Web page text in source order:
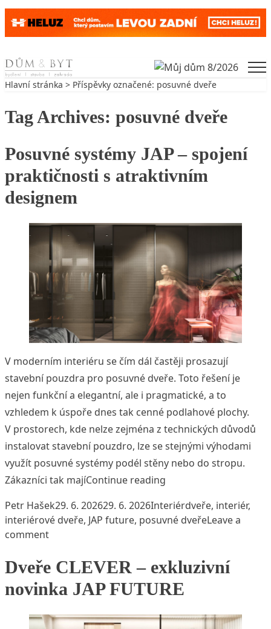
Skip to content
Hlavní stránka > Příspěvky označené: posuvné dveře
Tag Archives: posuvné dveře
Posuvné systémy JAP – spojení
praktičnosti s atraktivním
designem
V moderním interiéru se čím dál častěji prosazují
stavební pouzdra pro posuvné dveře. Toto řešení je
nejen funkční a elegantní, ale i pragmatické, a to
vzhledem k úspoře dnes tak cenné podlahové plochy.
V prostorech, kde nelze zejména z technických důvodů
instalovat stavební pouzdro, lze se stejnými výhodami
využít posuvné systémy podél stěny nebo do stropu.
Zákazníci tak majíContinue reading
Posted by
Petr Hašek29. 6. 202629. 6. 2026Posted in
InteriérTags:
dveře, interiér,
interiérové dveře, JAP future, posuvné dveřeLeave a
commenton Posuvné systémy JAP – spojení praktičnosti
Dveře CLEVER – exkluzivní
novinka JAP FUTURE